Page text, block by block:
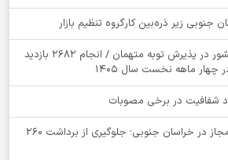
جنوبی زیر ذره‌بین کارگروه تنظیم بازار
خراسان جنوبی رتبه اول کشور در پذیرش توبه متهمان / انجام ۲۶۸۲ بازدید
چهار ماهه نخست سال 1405
شفافیت در برخی مصوبات
انسداد ۳۴ حلقه چاه غیرمجاز در خراسان جنوبی؛ جلوگیری از برداشت ۲۶۰